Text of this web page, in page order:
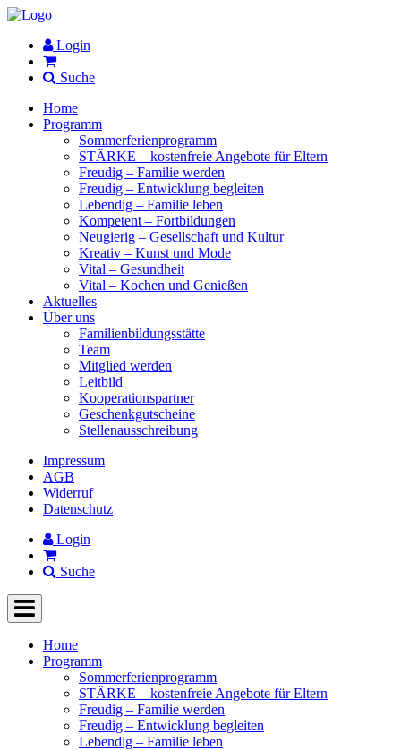
Login
Suche
Home
Programm
Sommerferienprogramm
STÄRKE – kostenfreie Angebote für Eltern
Freudig – Familie werden
Freudig – Entwicklung begleiten
Lebendig – Familie leben
Kompetent – Fortbildungen
Neugierig – Gesellschaft und Kultur
Kreativ – Kunst und Mode
Vital – Gesundheit
Vital – Kochen und Genießen
Aktuelles
Über uns
Familienbildungsstätte
Team
Mitglied werden
Leitbild
Kooperationspartner
Geschenkgutscheine
Stellenausschreibung
Impressum
AGB
Widerruf
Datenschutz
Login
Suche
Home
Programm
Sommerferienprogramm
STÄRKE – kostenfreie Angebote für Eltern
Freudig – Familie werden
Freudig – Entwicklung begleiten
Lebendig – Familie leben